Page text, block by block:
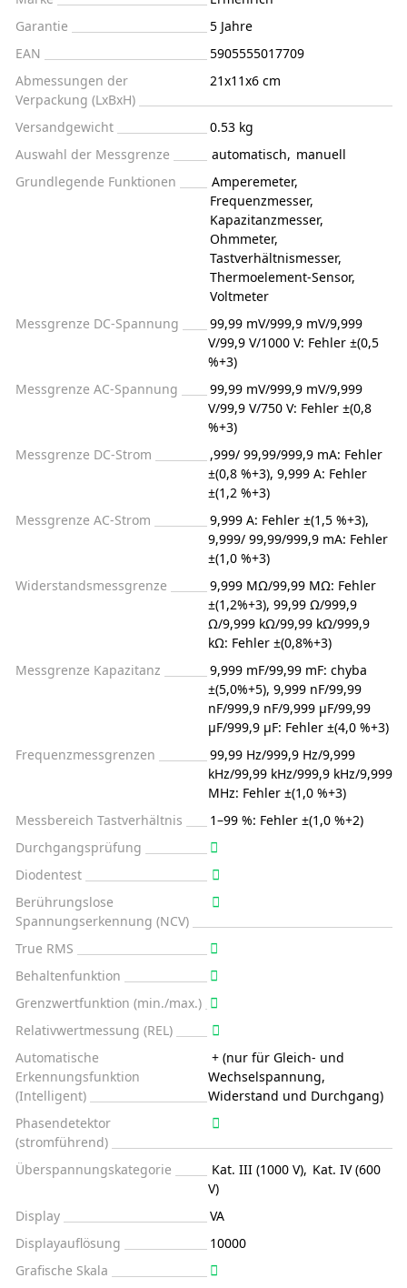
Garantie
5 Jahre
EAN
5905555017709
Abmessungen der
Verpackung (LxBxH)
21x11x6 cm
Versandgewicht
0.53 kg
Auswahl der Messgrenze
automatisch, manuell
Grundlegende Funktionen
Amperemeter,
Frequenzmesser,
Kapazitanzmesser,
Ohmmeter,
Tastverhältnismesser,
Thermoelement-Sensor,
Voltmeter
Messgrenze DC-Spannung
99,99 mV/999,9 mV/9,999
V/99,9 V/1000 V: Fehler ±(0,5
%+3)
Messgrenze AC-Spannung
99,99 mV/999,9 mV/9,999
V/99,9 V/750 V: Fehler ±(0,8
%+3)
Messgrenze DC-Strom
,999/ 99,99/999,9 mA: Fehler
±(0,8 %+3), 9,999 A: Fehler
±(1,2 %+3)
Messgrenze AC-Strom
9,999 A: Fehler ±(1,5 %+3),
9,999/ 99,99/999,9 mA: Fehler
±(1,0 %+3)
Widerstandsmessgrenze
9,999 MΩ/99,99 MΩ: Fehler
±(1,2%+3), 99,99 Ω/999,9
Ω/9,999 kΩ/99,99 kΩ/999,9
kΩ: Fehler ±(0,8%+3)
Messgrenze Kapazitanz
9,999 mF/99,99 mF: chyba
±(5,0%+5), 9,999 nF/99,99
nF/999,9 nF/9,999 µF/99,99
µF/999,9 µF: Fehler ±(4,0 %+3)
Frequenzmessgrenzen
99,99 Hz/999,9 Hz/9,999
kHz/99,99 kHz/999,9 kHz/9,999
MHz: Fehler ±(1,0 %+3)
Messbereich Tastverhältnis
1–99 %: Fehler ±(1,0 %+2)
Durchgangsprüfung
Diodentest
Berührungslose
Spannungserkennung (NCV)
True RMS
Behaltenfunktion
Grenzwertfunktion (min./max.)
Relativwertmessung (REL)
Automatische
Erkennungsfunktion
(Intelligent)
+ (nur für Gleich- und
Wechselspannung,
Widerstand und Durchgang)
Phasendetektor
(stromführend)
Überspannungskategorie
Kat. III (1000 V), Kat. IV (600
V)
Display
VA
Displayauflösung
10000
Grafische Skala